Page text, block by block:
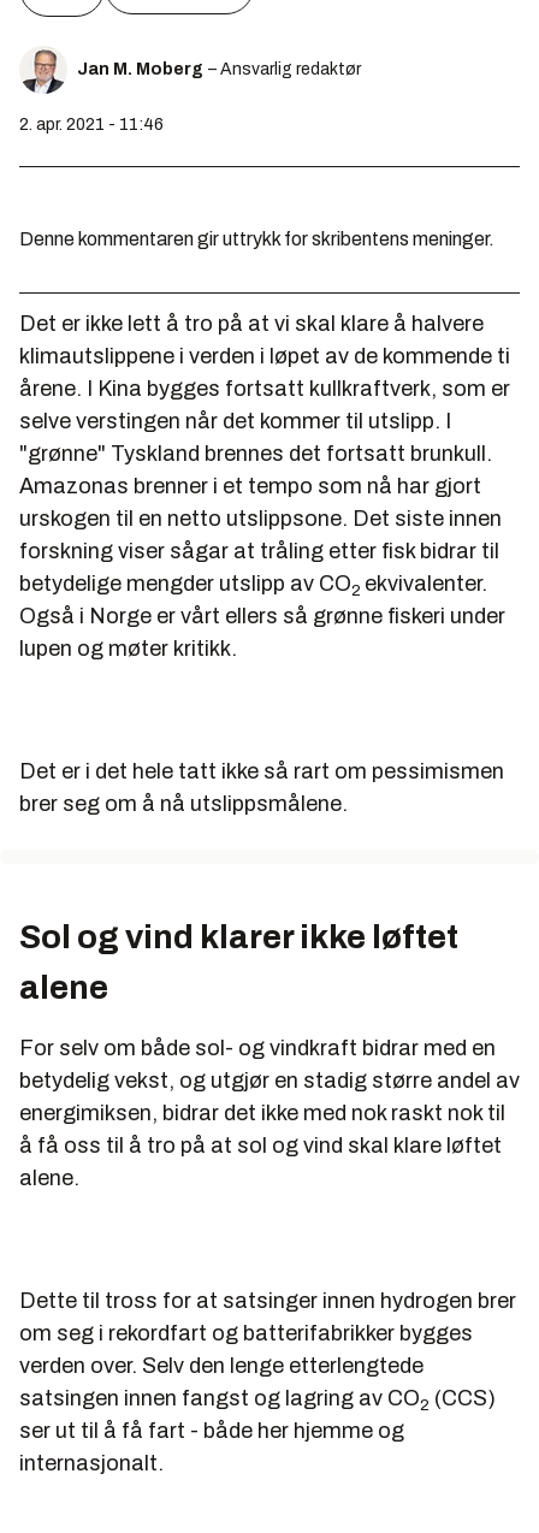
Jan M. Moberg – Ansvarlig redaktør
2. apr. 2021 - 11:46
Denne kommentaren gir uttrykk for skribentens meninger.
Det er ikke lett å tro på at vi skal klare å halvere
klimautslippene i verden i løpet av de kommende ti
årene. I Kina bygges fortsatt kullkraftverk, som er
selve verstingen når det kommer til utslipp. I
"grønne" Tyskland brennes det fortsatt brunkull.
Amazonas brenner i et tempo som nå har gjort
urskogen til en netto utslippsone. Det siste innen
forskning viser sågar at tråling etter fisk bidrar til
betydelige mengder utslipp av CO2 ekvivalenter.
Også i Norge er vårt ellers så grønne fiskeri under
lupen og møter kritikk.
Det er i det hele tatt ikke så rart om pessimismen
brer seg om å nå utslippsmålene.
Sol og vind klarer ikke løftet
alene
For selv om både sol- og vindkraft bidrar med en
betydelig vekst, og utgjør en stadig større andel av
energimiksen, bidrar det ikke med nok raskt nok til
å få oss til å tro på at sol og vind skal klare løftet
alene.
Dette til tross for at satsinger innen hydrogen brer
om seg i rekordfart og batterifabrikker bygges
verden over. Selv den lenge etterlengtede
satsingen innen fangst og lagring av CO2 (CCS)
ser ut til å få fart - både her hjemme og
internasjonalt.